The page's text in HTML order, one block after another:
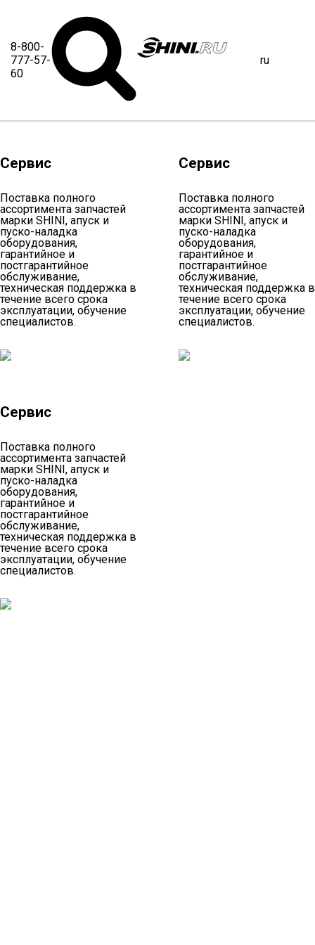
О компании Каталог
Доставка
Контакты
Статьи
8-800-
777-57-
60
ru
Бункер-сушилки
Дозаторы и миксер-смесители
Оборудование для дробления
пластика и пленки
Термостаты
Чиллеры
Сушилки полимеров с
Ленточные конвейеры,
Роботы-манипуляторы с
Централизованные системы
Запчасти
Статьи
serv3
Сервис
Поставка полного
ассортимента запчастей
марки SHINI, апуск и
пуско-наладка
оборудования,
гарантийное и
постгарантийное
обслуживание,
техническая поддержка в
течение всего срока
эксплуатации, обучение
специалистов.
Сервис
Поставка полного
ассортимента запчастей
марки SHINI, апуск и
пуско-наладка
оборудования,
гарантийное и
постгарантийное
обслуживание,
техническая поддержка в
течение всего срока
эксплуатации, обучение
специалистов.
Сервис
Поставка полного
ассортимента запчастей
марки SHINI, апуск и
пуско-наладка
оборудования,
гарантийное и
постгарантийное
обслуживание,
техническая поддержка в
течение всего срока
эксплуатации, обучение
специалистов.